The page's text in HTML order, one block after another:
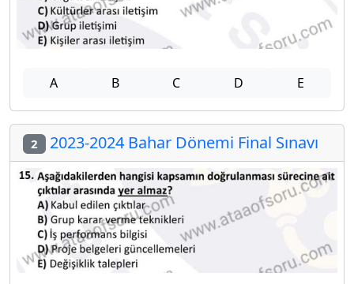
A B C D E
2 2023-2024 Bahar Dönemi Final Sınavı